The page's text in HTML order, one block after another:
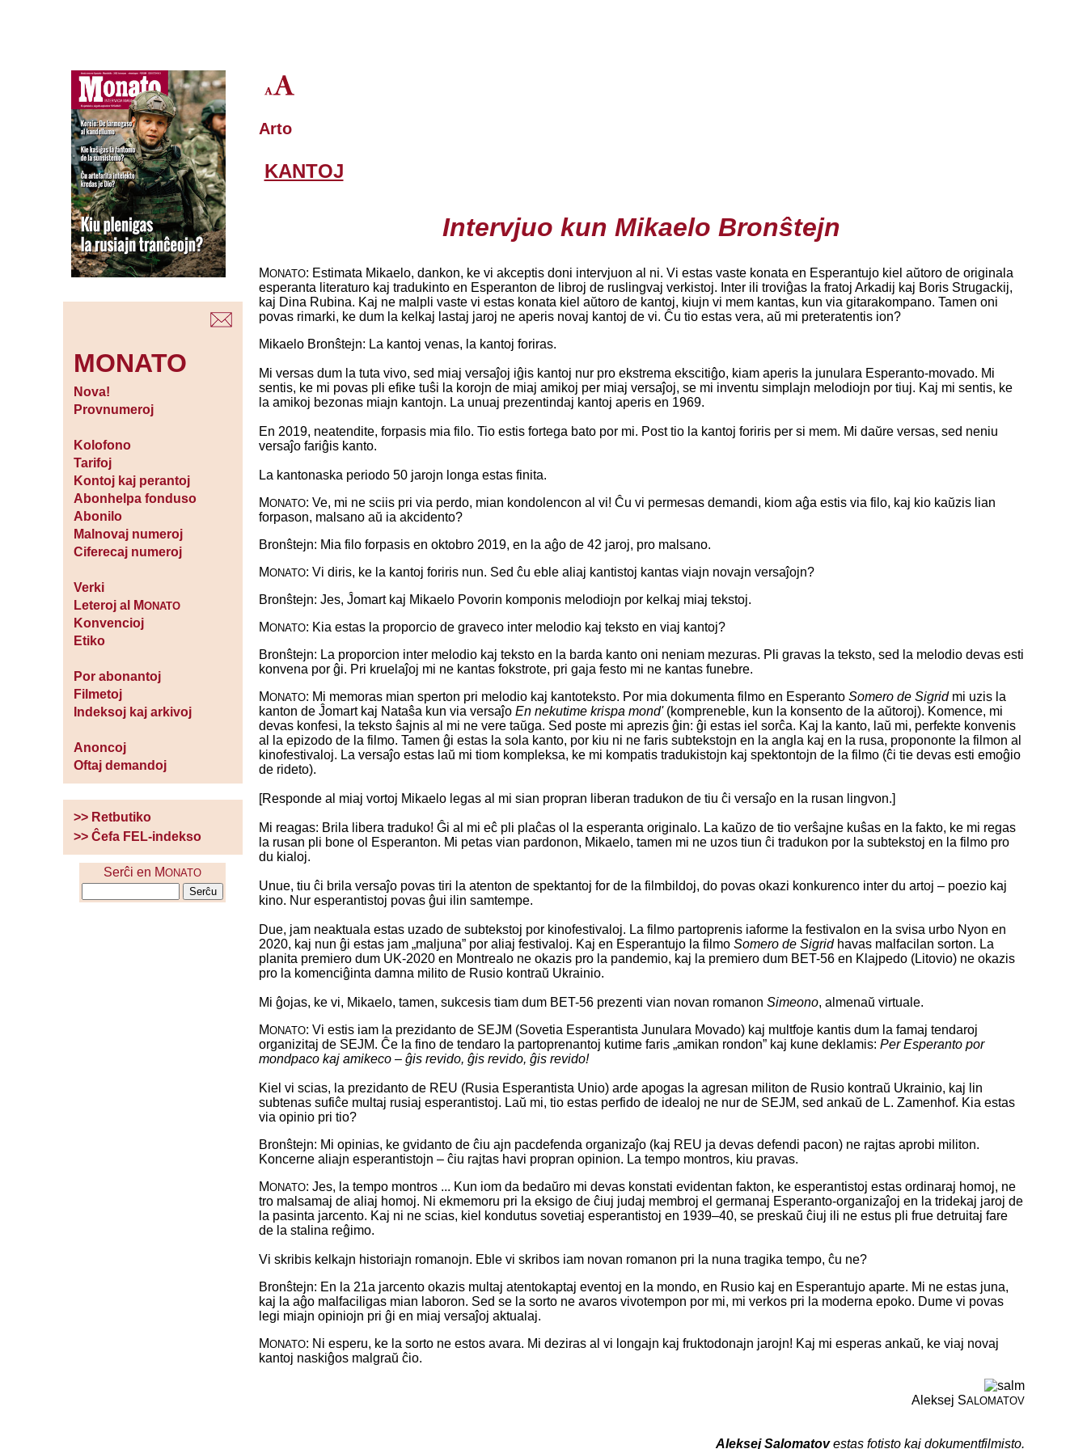
MONATO
Nova!
Provnumeroj
Kolofono
Tarifoj
Kontoj kaj perantoj
Abonhelpa fonduso
Abonilo
Malnovaj numeroj
Ciferecaj numeroj
Verki
Leteroj al MONATO
Konvencioj
Etiko
Por abonantoj
Filmetoj
Indeksoj kaj arkivoj
Anoncoj
Oftaj demandoj
>> Retbutiko
>> Ĉefa FEL-indekso
Serĉi en MONATO
Arto
KANTOJ
Intervjuo kun Mikaelo Bronŝtejn
MONATO: Estimata Mikaelo, dankon, ke vi akceptis doni intervjuon al ni. Vi estas vaste konata en Esperantujo kiel aŭtoro de originala
esperanta literaturo kaj tradukinto en Esperanton de libroj de ruslingvaj verkistoj. Inter ili troviĝas la fratoj Arkadij kaj Boris Strugackij,
kaj Dina Rubina. Kaj ne malpli vaste vi estas konata kiel aŭtoro de kantoj, kiujn vi mem kantas, kun via gitarakompano. Tamen oni
povas rimarki, ke dum la kelkaj lastaj jaroj ne aperis novaj kantoj de vi. Ĉu tio estas vera, aŭ mi preteratentis ion?
Mikaelo Bronŝtejn: La kantoj venas, la kantoj foriras.
Mi versas dum la tuta vivo, sed miaj versaĵoj iĝis kantoj nur pro ekstrema ekscitiĝo, kiam aperis la junulara Esperanto-movado. Mi
sentis, ke mi povas pli efike tuŝi la korojn de miaj amikoj per miaj versaĵoj, se mi inventu simplajn melodiojn por tiuj. Kaj mi sentis, ke
la amikoj bezonas miajn kantojn. La unuaj prezentindaj kantoj aperis en 1969.
En 2019, neatendite, forpasis mia filo. Tio estis fortega bato por mi. Post tio la kantoj foriris per si mem. Mi daŭre versas, sed neniu
versaĵo fariĝis kanto.
La kantonaska periodo 50 jarojn longa estas finita.
MONATO: Ve, mi ne sciis pri via perdo, mian kondolencon al vi! Ĉu vi permesas demandi, kiom aĝa estis via filo, kaj kio kaŭzis lian
forpason, malsano aŭ ia akcidento?
Bronŝtejn: Mia filo forpasis en oktobro 2019, en la aĝo de 42 jaroj, pro malsano.
MONATO: Vi diris, ke la kantoj foriris nun. Sed ĉu eble aliaj kantistoj kantas viajn novajn versaĵojn?
Bronŝtejn: Jes, Ĵomart kaj Mikaelo Povorin komponis melodiojn por kelkaj miaj tekstoj.
MONATO: Kia estas la proporcio de graveco inter melodio kaj teksto en viaj kantoj?
Bronŝtejn: La proporcion inter melodio kaj teksto en la barda kanto oni neniam mezuras. Pli gravas la teksto, sed la melodio devas esti
konvena por ĝi. Pri kruelaĵoj mi ne kantas fokstrote, pri gaja festo mi ne kantas funebre.
MONATO: Mi memoras mian sperton pri melodio kaj kantoteksto. Por mia dokumenta filmo en Esperanto Somero de Sigridmi uzis la
kanton de Ĵomart kaj Nataŝa kun via versaĵo En nekutime krispa mond'(kompreneble, kun la konsento de la aŭtoroj). Komence, mi
devas konfesi, la teksto ŝajnis al mi ne vere taŭga. Sed poste mi aprezis ĝin: ĝi estas iel sorĉa. Kaj la kanto, laŭ mi, perfekte konvenis
al la epizodo de la filmo. Tamen ĝi estas la sola kanto, por kiu ni ne faris subtekstojn en la angla kaj en la rusa, propononte la filmon al
kinofestivaloj. La versaĵo estas laŭ mi tiom kompleksa, ke mi kompatis tradukistojn kaj spektontojn de la filmo (ĉi tie devas esti emoĝio
de rideto).
[Responde al miaj vortoj Mikaelo legas al mi sian propran liberan tradukon de tiu ĉi versaĵo en la rusan lingvon.]
Mi reagas: Brila libera traduko! Ĝi al mi eĉ pli plaĉas ol la esperanta originalo. La kaŭzo de tio verŝajne kuŝas en la fakto, ke mi regas
la rusan pli bone ol Esperanton. Mi petas vian pardonon, Mikaelo, tamen mi ne uzos tiun ĉi tradukon por la subtekstoj en la filmo pro
du kialoj.
Unue, tiu ĉi brila versaĵo povas tiri la atenton de spektantoj for de la filmbildoj, do povas okazi konkurenco inter du artoj – poezio kaj
kino. Nur esperantistoj povas ĝui ilin samtempe.
Due, jam neaktuala estas uzado de subtekstoj por kinofestivaloj. La filmo partoprenis iaforme la festivalon en la svisa urbo Nyon en
2020, kaj nun ĝi estas jam „maljuna” por aliaj festivaloj. Kaj en Esperantujo la filmo Somero de Sigridhavas malfacilan sorton. La
planita premiero dum UK-2020 en Montrealo ne okazis pro la pandemio, kaj la premiero dum BET-56 en Klajpedo (Litovio) ne okazis
pro la komenciĝinta damna milito de Rusio kontraŭ Ukrainio.
Mi ĝojas, ke vi, Mikaelo, tamen, sukcesis tiam dum BET-56 prezenti vian novan romanon Simeono, almenaŭ virtuale.
MONATO: Vi estis iam la prezidanto de SEJM (Sovetia Esperantista Junulara Movado) kaj multfoje kantis dum la famaj tendaroj
organizitaj de SEJM. Ĉe la fino de tendaro la partoprenantoj kutime faris „amikan rondon” kaj kune deklamis: Per Esperanto por
mondpaco kaj amikeco – ĝis revido, ĝis revido, ĝis revido!
Kiel vi scias, la prezidanto de REU (Rusia Esperantista Unio) arde apogas la agresan militon de Rusio kontraŭ Ukrainio, kaj lin
subtenas sufiĉe multaj rusiaj esperantistoj. Laŭ mi, tio estas perfido de idealoj ne nur de SEJM, sed ankaŭ de L. Zamenhof. Kia estas
via opinio pri tio?
Bronŝtejn: Mi opinias, ke gvidanto de ĉiu ajn pacdefenda organizaĵo (kaj REU ja devas defendi pacon) ne rajtas aprobi militon.
Koncerne aliajn esperantistojn – ĉiu rajtas havi propran opinion. La tempo montros, kiu pravas.
MONATO: Jes, la tempo montros ... Kun iom da bedaŭro mi devas konstati evidentan fakton, ke esperantistoj estas ordinaraj homoj, ne
tro malsamaj de aliaj homoj. Ni ekmemoru pri la eksigo de ĉiuj judaj membroj el germanaj Esperanto-organizaĵoj en la tridekaj jaroj de
la pasinta jarcento. Kaj ni ne scias, kiel kondutus sovetiaj esperantistoj en 1939–40, se preskaŭ ĉiuj ili ne estus pli frue detruitaj fare
de la stalina reĝimo.
Vi skribis kelkajn historiajn romanojn. Eble vi skribos iam novan romanon pri la nuna tragika tempo, ĉu ne?
Bronŝtejn: En la 21a jarcento okazis multaj atentokaptaj eventoj en la mondo, en Rusio kaj en Esperantujo aparte. Mi ne estas juna,
kaj la aĝo malfaciligas mian laboron. Sed se la sorto ne avaros vivotempon por mi, mi verkos pri la moderna epoko. Dume vi povas
legi miajn opiniojn pri ĝi en miaj versaĵoj aktualaj.
MONATO: Ni esperu, ke la sorto ne estos avara. Mi deziras al vi longajn kaj fruktodonajn jarojn! Kaj mi esperas ankaŭ, ke viaj novaj
kantoj naskiĝos malgraŭ ĉio.
Aleksej SALOMATOV
Aleksej Salomatovestas fotisto kaj dokumentfilmisto.